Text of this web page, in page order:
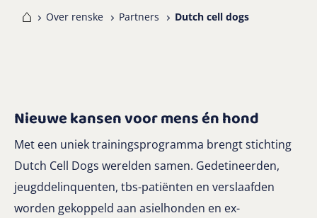
Over renske Partners Dutch cell dogs
Nieuwe kansen voor mens én hond
Met een uniek trainingsprogramma brengt stichting
Dutch Cell Dogs werelden samen. Gedetineerden,
jeugddelinquenten, tbs-patiënten en verslaafden
worden gekoppeld aan asielhonden en ex-